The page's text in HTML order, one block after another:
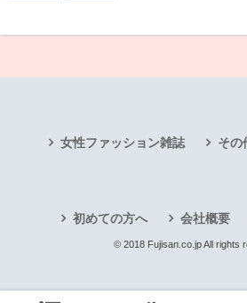
女性ファッション雑誌 その
初めての方へ 会社概要
© 2018 Fujisan.co.jp All rights